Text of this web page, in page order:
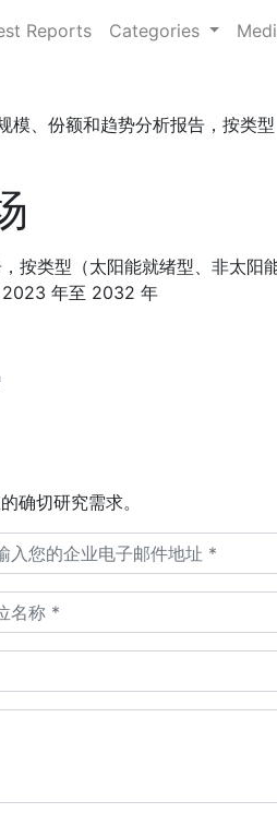
Reports Categories
模、份额和趋势分析报告，按类
按类型（太阳能就绪型、非太阳
2023 年至 2032 年
确切研究需求。